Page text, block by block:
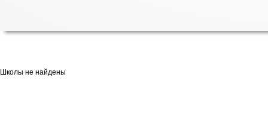
Школы не найдены